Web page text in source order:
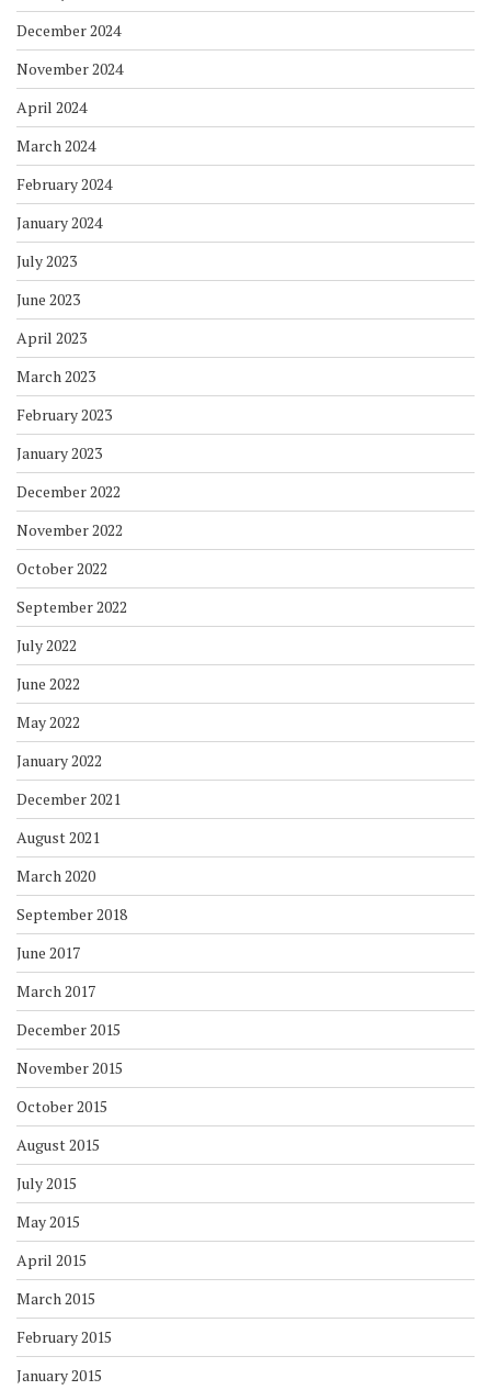
December 2024
November 2024
April 2024
March 2024
February 2024
January 2024
July 2023
June 2023
April 2023
March 2023
February 2023
January 2023
December 2022
November 2022
October 2022
September 2022
July 2022
June 2022
May 2022
January 2022
December 2021
August 2021
March 2020
September 2018
June 2017
March 2017
December 2015
November 2015
October 2015
August 2015
July 2015
May 2015
April 2015
March 2015
February 2015
January 2015